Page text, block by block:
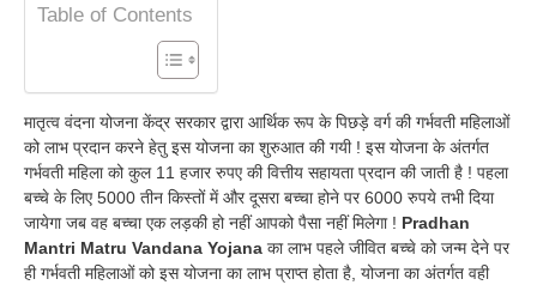
Table of Contents
मातृत्व वंदना योजना केंद्र सरकार द्वारा आर्थिक रूप के पिछड़े वर्ग की गर्भवती महिलाओं
को लाभ प्रदान करने हेतु इस योजना का शुरुआत की गयी ! इस योजना के अंतर्गत
गर्भवती महिला को कुल 11 हजार रुपए की वित्तीय सहायता प्रदान की जाती है ! पहला
बच्चे के लिए 5000 तीन किस्तों में और दूसरा बच्चा होने पर 6000 रुपये तभी दिया
जायेगा जब वह बच्चा एक लड़की हो नहीं आपको पैसा नहीं मिलेगा ! Pradhan
Mantri Matru Vandana Yojana का लाभ पहले जीवित बच्चे को जन्म देने पर
ही गर्भवती महिलाओं को इस योजना का लाभ प्राप्त होता है, योजना का अंतर्गत वही